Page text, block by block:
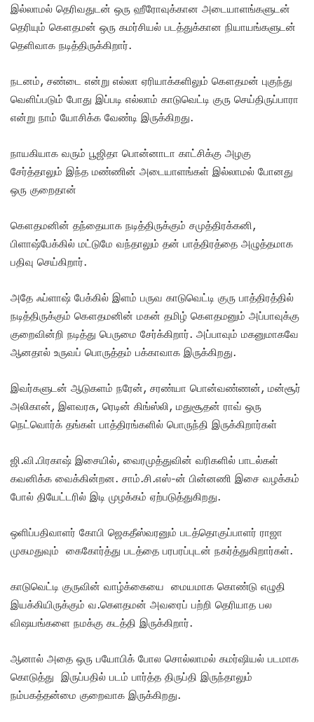
இல்லாமல் தெரிவதுடன் ஒரு ஹீரோவுக்கான அடையாளங்களுடன்
தெரியும் கௌதமன் ஒரு கமர்சியல் படத்துக்கான நியாயங்களுடன்
தெளிவாக நடித்திருக்கிறார்.
நடனம், சண்டை என்று எல்லா ஏரியாக்களிலும் கௌதமன் புகுந்து
வெளிப்படும் போது இப்படி எல்லாம் காடுவெட்டி குரு செய்திருப்பாரா
என்று நாம் யோசிக்க வேண்டி இருக்கிறது.
நாயகியாக வரும் பூஜிதா பொன்னாடா காட்சிக்கு அழகு
சேர்த்தாலும் இந்த மண்ணின் அடையாளங்கள் இல்லாமல் போனது
ஒரு குறைதான்
கௌதமனின் தந்தையாக நடித்திருக்கும் சமுத்திரக்கனி,
பிளாஷ்பேக்கில் மட்டுமே வந்தாலும் தன் பாத்திரத்தை அழுத்தமாக
பதிவு செய்கிறார்.
அதே ஃப்ளாஷ் பேக்கில் இளம் பருவ காடுவெட்டி குரு பாத்திரத்தில்
நடித்திருக்கும் கௌதமனின் மகன் தமிழ் கௌதமனும் அப்பாவுக்கு
குறைவின்றி நடித்து பெருமை சேர்க்கிறார். அப்பாவும் மகனுமாகவே
ஆனதால் உருவப் பொருத்தம் பக்காவாக இருக்கிறது.
இவர்களுடன் ஆடுகளம் நரேன், சரண்யா பொன்வண்ணன், மன்சூர்
அலிகான், இளவரசு, ரெடின் கிங்ஸ்லி, மதுசூதன் ராவ் ஒரு
நெட்வொர்க் தங்கள் பாத்திரங்களில் பொருந்தி இருக்கிறார்கள்
ஜி.வி.பிரகாஷ் இசையில், வைரமுத்துவின் வரிகளில் பாடல்கள்
கவனிக்க வைக்கின்றன. சாம்.சி.எஸ்-ன் பின்னணி இசை வழக்கம்
போல் தியேட்டரில் இடி முழக்கம் ஏற்படுத்துகிறது.
ஒளிப்பதிவாளர் கோபி ஜெகதீஸ்வரனும் படத்தொகுப்பாளர் ராஜா
முகமதுவும் கைகோர்த்து படத்தை பரபரப்புடன் நகர்த்துகிறார்கள்.
காடுவெட்டி குருவின் வாழ்க்கையை மையமாக கொண்டு எழுதி
இயக்கியிருக்கும் வ.கெளதமன் அவரைப் பற்றி தெரியாத பல
விஷயங்களை நமக்கு கடத்தி இருக்கிறார்.
ஆனால் அதை ஒரு பயோபிக் போல சொல்லாமல் கமர்ஷியல் படமாக
கொடுத்து இருப்பதில் படம் பார்த்த திருப்தி இருந்தாலும்
நம்பகத்தன்மை குறைவாக இருக்கிறது.